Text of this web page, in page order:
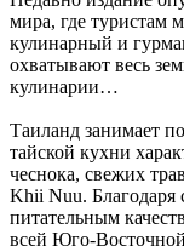
мира, где туристам
кулинарный и
охватывают весь
кулинарии…
Таиланд занимает
тайской кухни
чеснока, свежих
Khii Nuu. Благодаря
питательным
всей Юго-